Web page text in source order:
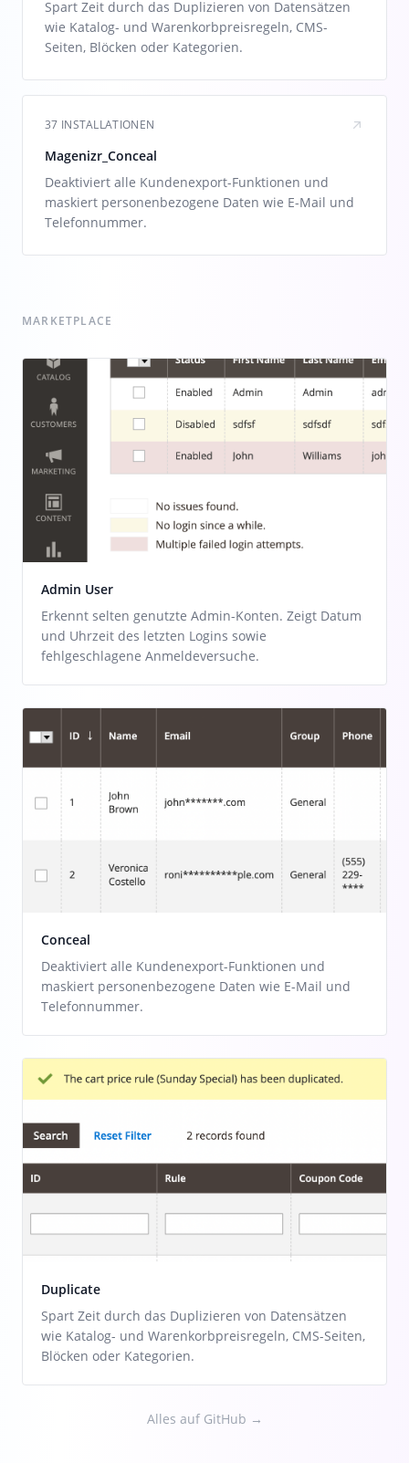
Spart Zeit durch das Duplizieren von Datensätzen
wie Katalog- und Warenkorbpreisregeln, CMS-
Seiten, Blöcken oder Kategorien.
37 INSTALLATIONEN
Magenizr_Conceal
Deaktiviert alle Kundenexport-Funktionen und
maskiert personenbezogene Daten wie E-Mail und
Telefonnummer.
MARKETPLACE
Admin User
Erkennt selten genutzte Admin-Konten. Zeigt Datum
und Uhrzeit des letzten Logins sowie
fehlgeschlagene Anmeldeversuche.
Conceal
Deaktiviert alle Kundenexport-Funktionen und
maskiert personenbezogene Daten wie E-Mail und
Telefonnummer.
Duplicate
Spart Zeit durch das Duplizieren von Datensätzen
wie Katalog- und Warenkorbpreisregeln, CMS-Seiten,
Blöcken oder Kategorien.
Alles auf GitHub →